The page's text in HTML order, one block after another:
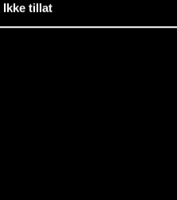
Ikke tillat